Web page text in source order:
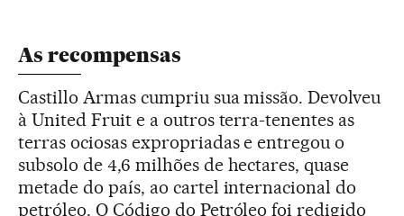
As recompensas
Castillo Armas cumpriu sua missão. Devolveu
à United Fruit e a outros terra-tenentes as
terras ociosas expropriadas e entregou o
subsolo de 4,6 milhões de hectares, quase
metade do país, ao cartel internacional do
petróleo. O Código do Petróleo foi redigido